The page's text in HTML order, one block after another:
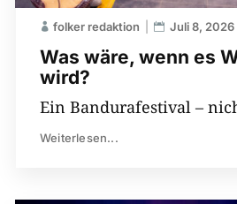
Was wäre, wenn es
wird?
folker redaktion Juli 8, 2026
Ein Bandurafestival –
Weiterlesen...